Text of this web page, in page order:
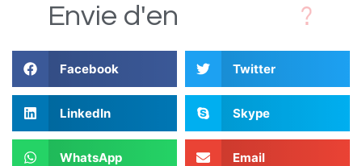
Envie d'en
Facebook Twitter
LinkedIn Skype
WhatsApp Email